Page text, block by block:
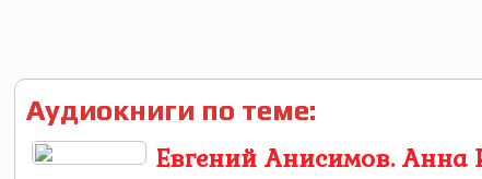
Аудиокниги по теме:
Евгений Анисимов. Анна